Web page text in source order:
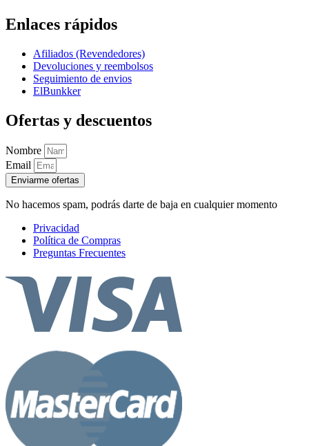
Enlaces rápidos
Afiliados (Revendedores)
Devoluciones y reembolsos
Seguimiento de envios
ElBunkker
Ofertas y descuentos
Nombre
Email
Enviarme ofertas
No hacemos spam, podrás darte de baja en cualquier momento
Privacidad
Política de Compras
Preguntas Frecuentes